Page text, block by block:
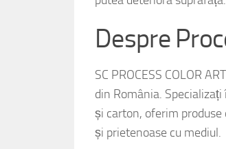
SC PROCESS COLOR
din România.
și carton, oferim
și prietenoase cu mediul.